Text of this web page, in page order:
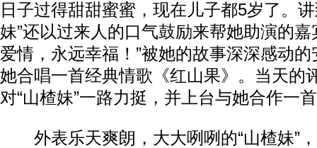
日子过得甜甜蜜蜜，现在儿子都5岁了。
妹”还以过来人的口气鼓励来帮她助演的嘉
爱情，永远幸福！”被她的故事深深感动
她合唱一首经典情歌《红山果》。当天的
对“山楂妹”一路力挺，并上台与她合作一
外表乐天爽朗，大大咧咧的“山楂妹”